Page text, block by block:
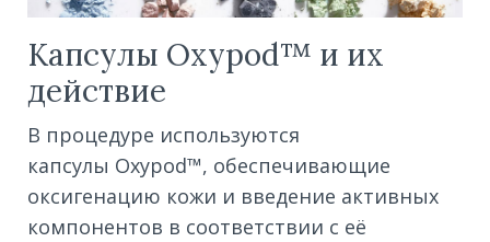
Капсулы Oxypod™ и их
действие
В процедуре используются
капсулы Oxypod™, обеспечивающие
оксигенацию кожи и введение активных
компонентов в соответствии с её